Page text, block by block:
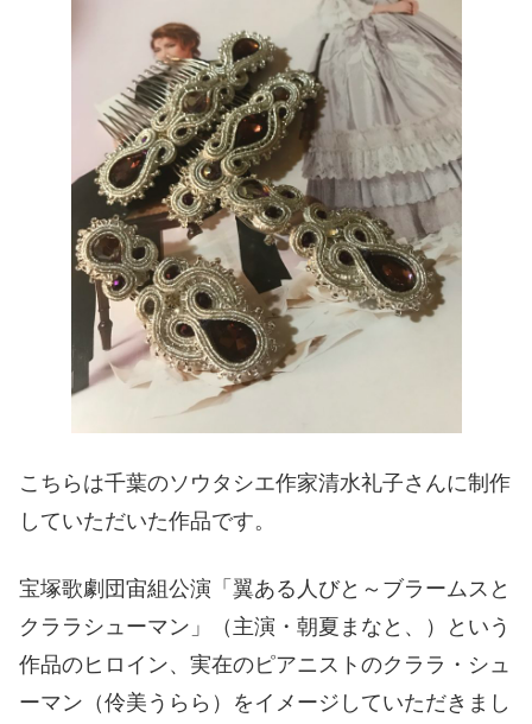
こちらは千葉のソウタシエ作家清水礼子さんに制作
していただいた作品です。
宝塚歌劇団宙組公演「翼ある人びと～ブラームスと
クララシューマン」（主演・朝夏まなと、）という
作品のヒロイン、実在のピアニストのクララ・シュ
ーマン（伶美うらら）をイメージしていただきまし